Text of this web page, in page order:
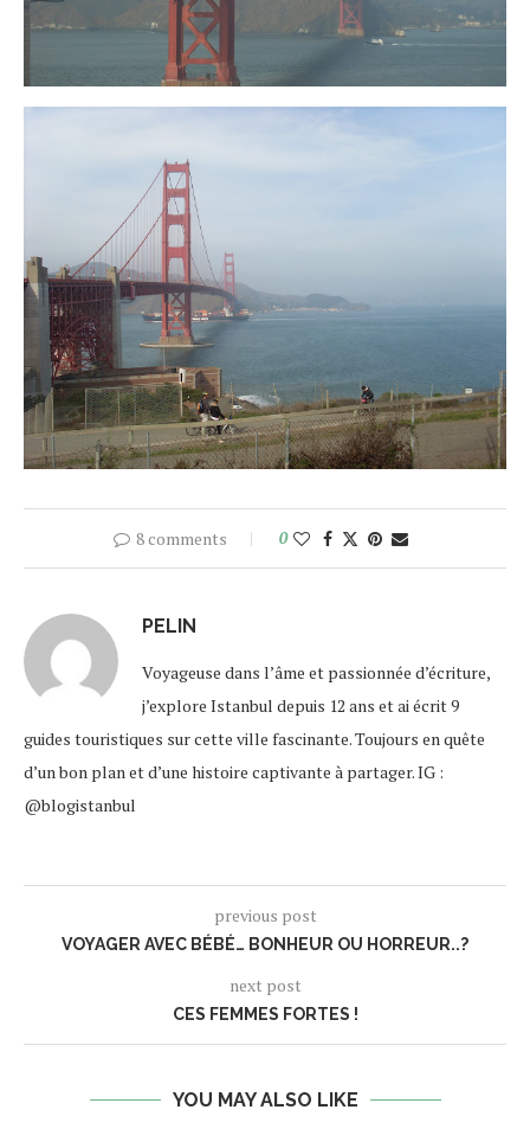
8 comments 0
PELIN
Voyageuse dans l’âme et passionnée d’écriture,
j’explore Istanbul depuis 12 ans et ai écrit 9
guides touristiques sur cette ville fascinante. Toujours en quête
d’un bon plan et d’une histoire captivante à partager. IG :
@blogistanbul
previous post
VOYAGER AVEC BÉBÉ… BONHEUR OU HORREUR..?
next post
CES FEMMES FORTES !
YOU MAY ALSO LIKE